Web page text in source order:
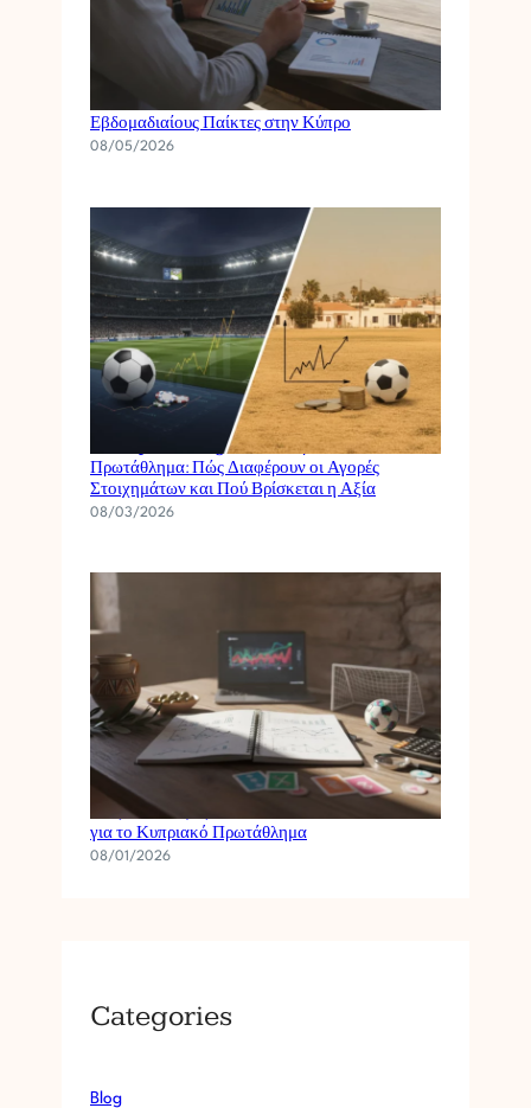
Διαχείριση Κεφαλαίου Στοιχημάτων για
Εβδομαδιαίους Παίκτες στην Κύπρο
08/05/2026
Champions League vs Κυπριακό
Πρωτάθλημα: Πώς Διαφέρουν οι Αγορές
Στοιχημάτων και Πού Βρίσκεται η Αξία
08/03/2026
Πώς να Φτιάξεις ένα Απλό Στατιστικό Μοντέλο
για το Κυπριακό Πρωτάθλημα
08/01/2026
Categories
Blog